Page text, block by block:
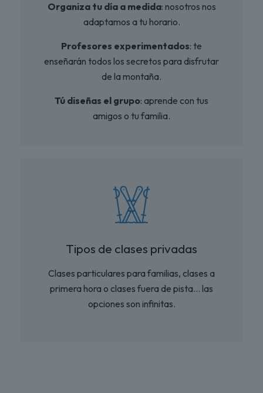
Organiza tu día a medida: nosotros nos
adaptamos a tu horario.
Profesores experimentados: te
enseñarán todos los secretos para disfrutar
de la montaña.
Tú diseñas el grupo: aprende con tus
amigos o tu familia.
Tipos de clases privadas
Clases particulares para familias, clases a
primera hora o clases fuera de pista… las
opciones son infinitas.